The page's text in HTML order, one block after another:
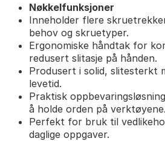
Nøkkelfunksjoner
Inneholder flere
behov og skruetyper.
Ergonomiske håndtak for
redusert slitasje på hånden.
Produsert i solid, slitesterkt
levetid.
Praktisk
å holde orden på verktøyene.
Perfekt for bruk til
daglige oppgaver.